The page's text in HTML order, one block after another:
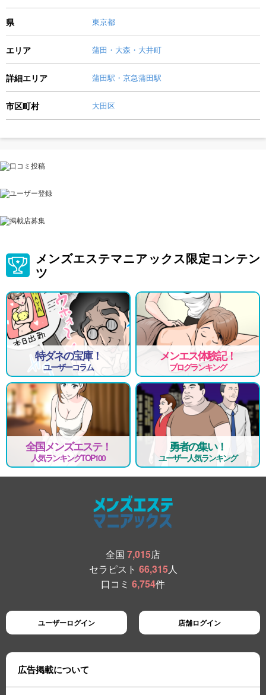
県 東京都
エリア 蒲田・大森・大井町
詳細エリア 蒲田駅・京急蒲田駅
市区町村 大田区
メンズエステマニアックス限定コンテン
ツ
特ダネの宝庫！
ユーザーコラム
メンエス体験記！
ブログランキング
全国メンズエステ！
人気ランキングTOP100
勇者の集い！
ユーザー人気ランキング
全国 7,015店
セラピスト 66,315人
口コミ 6,754件
ユーザーログイン 店舗ログイン
広告掲載について